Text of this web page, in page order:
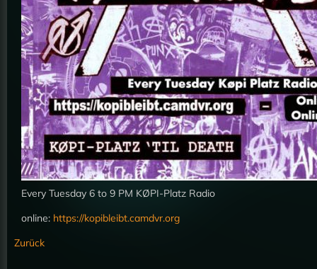
Every Tuesday 6 to 9 PM KØPI-Platz Radio
online: https://kopibleibt.camdvr.org
Zurück